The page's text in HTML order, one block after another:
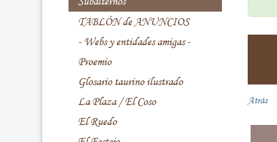
TABLÓN de ANUNCIOS
- Webs y entidades amigas -
Proemio
Glosario taurino ilustrado
La Plaza / El Coso
El Ruedo
Atrás